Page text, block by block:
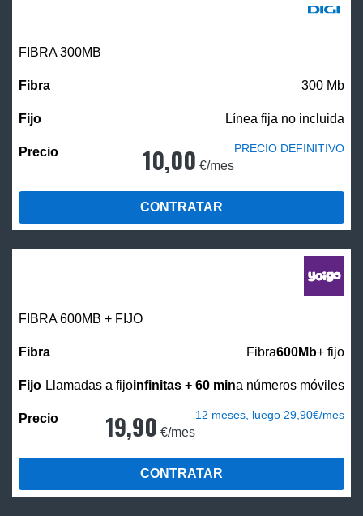
FIBRA 300MB
300 Mb
Línea fija no incluida
10,00 €/mes
PRECIO DEFINITIVO
CONTRATAR
FIBRA 600MB + FIJO
Fibra600Mb+ fijo
Llamadas a fijoinfinitas + 60 mina números móviles
19,90 €/mes
12 meses, luego 29,90€/mes
CONTRATAR